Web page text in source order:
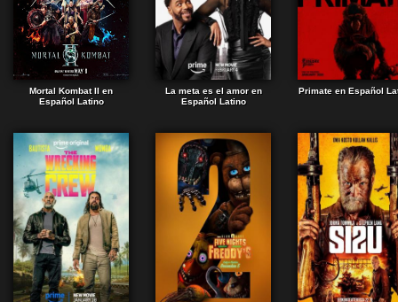
Mortal Kombat II en
Español Latino
La meta es el amor en
Español Latino
Primate en Español